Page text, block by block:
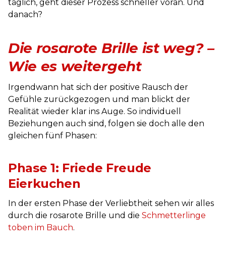
täglich, geht dieser Prozess schneller voran. Und
danach?
Die rosarote Brille ist weg? –
Wie es weitergeht
Irgendwann hat sich der positive Rausch der
Gefühle zurückgezogen und man blickt der
Realität wieder klar ins Auge. So individuell
Beziehungen auch sind, folgen sie doch alle den
gleichen fünf Phasen:
Phase 1: Friede Freude
Eierkuchen
In der ersten Phase der Verliebtheit sehen wir alles
durch die rosarote Brille und die Schmetterlinge
toben im Bauch.